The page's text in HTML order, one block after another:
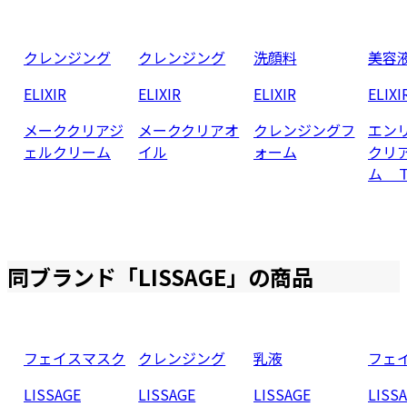
クレンジング
ELIXIR
メーククリアジ
ェルクリーム
クレンジング
ELIXIR
メーククリアオ
イル
洗顔料
ELIXIR
クレンジングフ
ォーム
美容
エン
クリ
ム
同ブランド「LISSAGE 」の商品
フェイスマスク
LISSAGE
クレンジング
LISSAGE
乳液
LISSAGE
フェ